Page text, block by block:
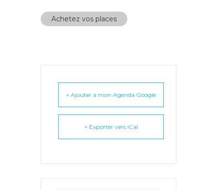
Achetez vos places
+ Ajouter à mon Agenda Google
+ Exporter vers iCal